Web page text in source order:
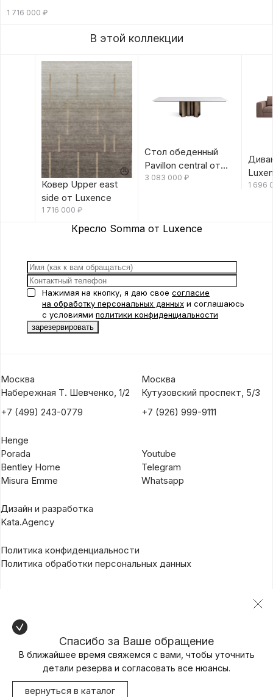
1 716 000 ₽
В этой коллекции
Ковер Upper east
side от Luxence
1 716 000 ₽
Стол обеденный
Pavillon central от
Luxence
3 083 000 ₽
1 696
Кресло Somma от Luxence
Нажимая на кнопку, я даю свое согласие
на обработку персональных данных и соглашаюсь
с условиями политики конфиденциальности
Москва
Набережная Т. Шевченко, 1/2
+7 (499) 243-0779
Москва
Кутузовский проспект, 5/3
+7 (926) 999-9111
Henge
Porada
Bentley Home
Misura Emme
Youtube
Telegram
Whatsapp
Дизайн и разработка
Kata.Agency
Политика конфиденциальности
Политика обработки персональных данных
Спасибо за Ваше обращение
В ближайшее время свяжемся с вами, чтобы уточнить
детали резерва и согласовать все нюансы.
вернуться в каталог